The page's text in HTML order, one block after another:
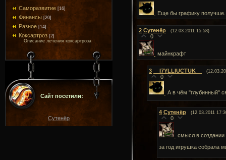
Саморазвитие [16]
Финансы [20]
Разное [14]
Коксартроз [2]
Описание лечения коксартроза
Сайт посетили:
Сутенёр
Еще бы графику
2 Сутенёр (12.03.2011 15:58)
0
майнкрафт
3 __I7YLLIUCTUK__
0
А в чём "глубинный"
4 Сутенёр (12.03.2011
0
смысл в создании
за год игрушка собрала